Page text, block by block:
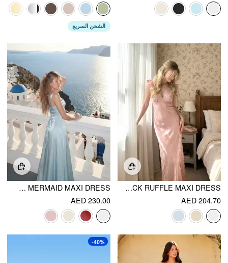
الشحن السريع
SATIN JACQUARD V-NECK RUFFLE MAXI DRESS
AED 204.70
SATIN SCULPTURAL SWEETHEART NECK HIGH RISE LACE-UP MERMAID MAXI DRESS
AED 230.00
-40%